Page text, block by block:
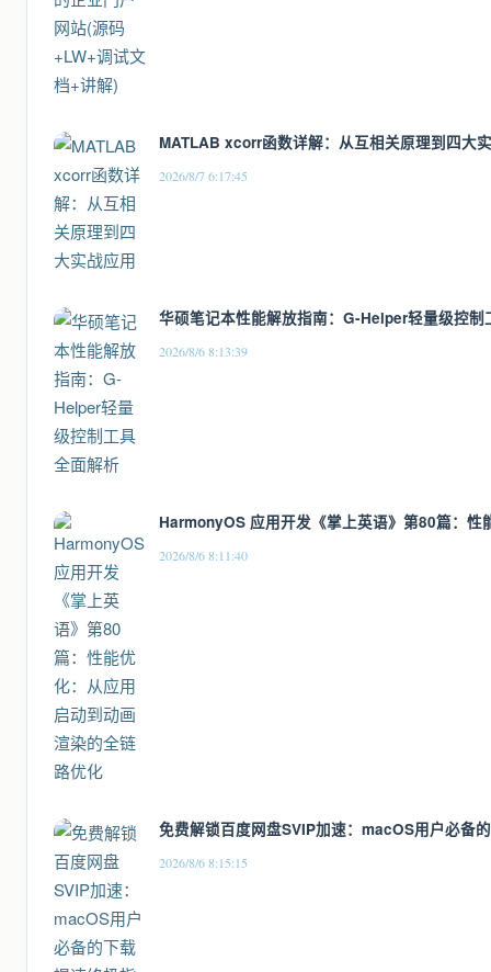
MATLAB xcorr函数详解：从互相关原理到四大
2026/8/7 6:17:45
华硕笔记本性能解放指南：G-Helper轻量级控制
2026/8/6 8:13:39
HarmonyOS 应用开发《掌上英语》第80篇：
2026/8/6 8:11:40
免费解锁百度网盘SVIP加速：macOS用户必备
2026/8/6 8:15:15